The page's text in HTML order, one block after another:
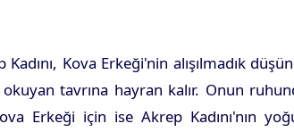
Kova Erkeği'nin alışılmadık
tavrına hayran kalır. Onun
Erkeği için ise Akrep Kadını'nın